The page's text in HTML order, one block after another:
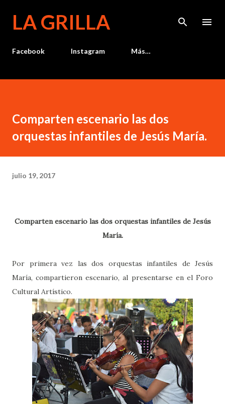
LA GRILLA
Facebook Instagram Más…
Comparten escenario las dos
orquestas infantiles de Jesús María.
julio 19, 2017
Comparten escenario las dos orquestas infantiles de Jesús
María.
Por primera vez las dos orquestas infantiles de Jesús
María, compartieron escenario, al presentarse en el Foro
Cultural Artístico.